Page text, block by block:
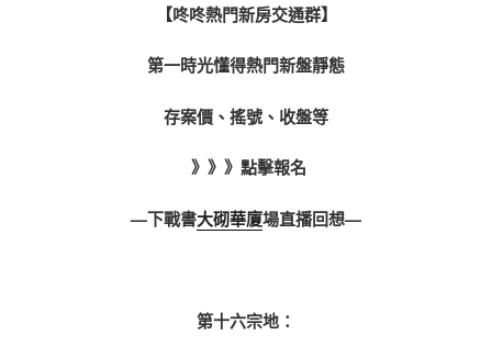
【咚咚熱門新房交通群】
第一時光懂得熱門新盤靜態
存案價、搖號、收盤等
》》》點擊報名
—下戰書大砌華廈場直播回想—
第十六宗地：